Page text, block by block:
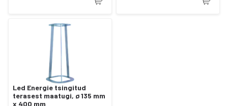
Led Energie tsingitud
terasest maatugi, ø 135 mm
x 400 mm